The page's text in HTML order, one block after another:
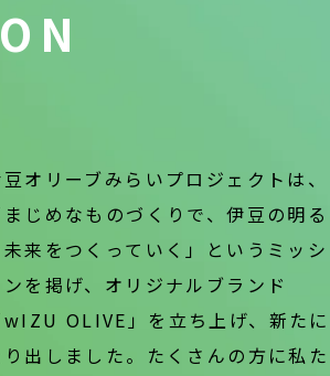
オリーブみらいプロジェクトは、
まじめなものづくりで、伊豆の明る
未来をつくっていく」というミッシ
ンを掲げ、オリジナルブランド
wIZU OLIVE」を立ち上げ、新たに
出しました。たくさんの方に私た